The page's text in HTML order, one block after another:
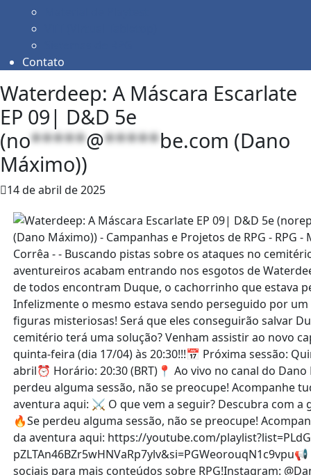
Contato
Waterdeep: A Máscara Escarlate
EP 09| D&D 5e
(no*****@*****be.com (Dano
Máximo))
14 de abril de 2025